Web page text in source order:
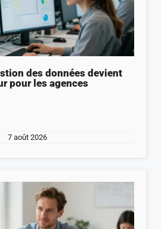
des données devient
pour les agences
7 août 2026